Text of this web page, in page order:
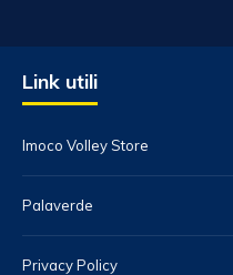
Link utili
Imoco Volley Store
Palaverde
Privacy Policy